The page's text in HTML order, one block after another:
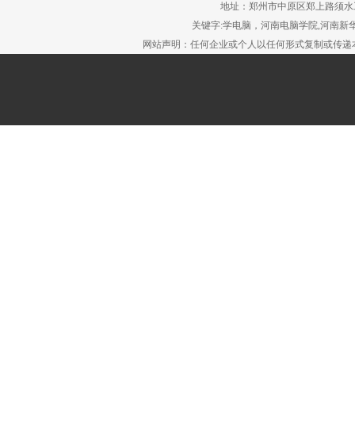
地址：郑州市中原区郑上路须水
关键字:学电脑，河南电脑学院,河南新
网站声明：任何企业或个人以任何形式复制或传